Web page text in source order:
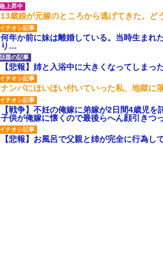
13歳娘が元嫁のところから逃げてきた。ど
何年か前に妹は離婚している。当時生まれ
り…
【悲報】姉と入浴中に大きくなってしまっ
ナンパにほいほい付いていった私、地獄に
【戦争】不妊の俺嫁に弟嫁が2日間4歳児
子供が俺嫁に懐くので最後らへん顔引き
【悲報】お風呂で父親と姉が完全に行為し